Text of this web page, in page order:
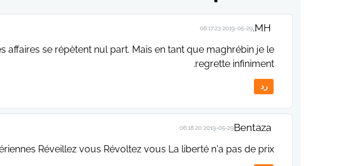
MH.
2019-05-29 08:17:23
affaires se répètent nul part. Mais en tant que maghrébin je le
regrette infiniment.
رد
Bentaza
2019-05-29 06:18:20
Réveillez vous Révoltez vous La liberté n'a pas de prix